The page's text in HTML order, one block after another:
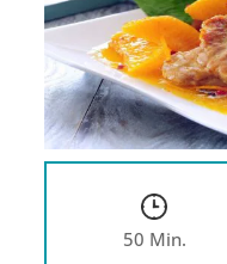
50 Min.